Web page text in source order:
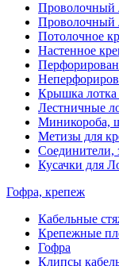
Проволочный
Проволочный
Потолочное
Настенное
Крышка лотка
Лестничные
Миникороба,
Метизы для
Соединители,
Кусачки для
Гофра, крепеж
Кабельные
Крепежные
Гофра
Клипсы